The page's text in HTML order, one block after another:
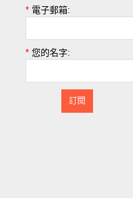
* 電子郵箱:
* 您的名字:
訂閱